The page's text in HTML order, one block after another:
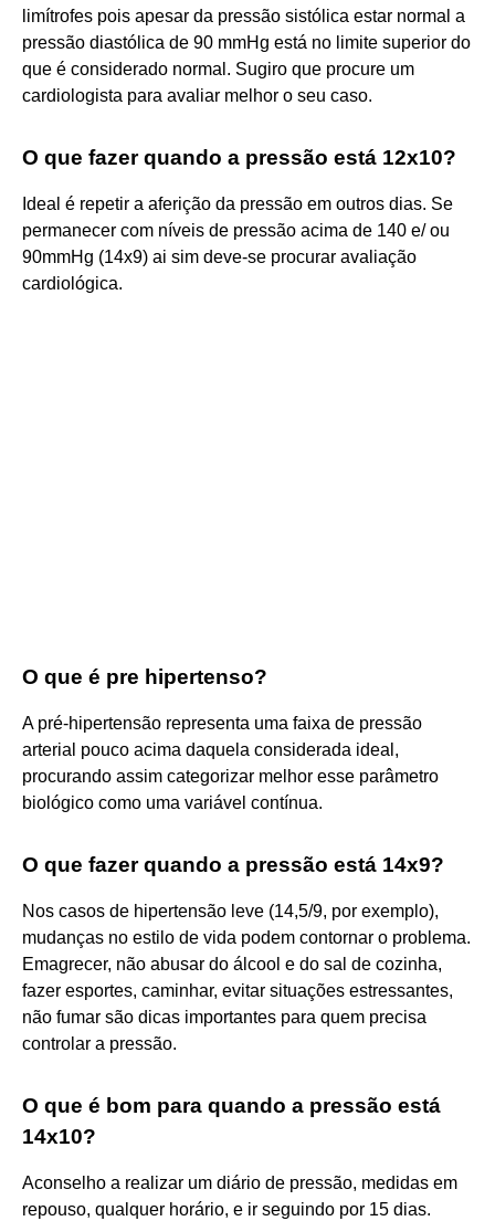
limítrofes pois apesar da pressão sistólica estar normal a
pressão diastólica de 90 mmHg está no limite superior do
que é considerado normal. Sugiro que procure um
cardiologista para avaliar melhor o seu caso.
O que fazer quando a pressão está 12x10?
Ideal é repetir a aferição da pressão em outros dias. Se
permanecer com níveis de pressão acima de 140 e/ ou
90mmHg (14x9) ai sim deve-se procurar avaliação
cardiológica.
O que é pre hipertenso?
A pré-hipertensão representa uma faixa de pressão
arterial pouco acima daquela considerada ideal,
procurando assim categorizar melhor esse parâmetro
biológico como uma variável contínua.
O que fazer quando a pressão está 14x9?
Nos casos de hipertensão leve (14,5/9, por exemplo),
mudanças no estilo de vida podem contornar o problema.
Emagrecer, não abusar do álcool e do sal de cozinha,
fazer esportes, caminhar, evitar situações estressantes,
não fumar são dicas importantes para quem precisa
controlar a pressão.
O que é bom para quando a pressão está
14x10?
Aconselho a realizar um diário de pressão, medidas em
repouso, qualquer horário, e ir seguindo por 15 dias.